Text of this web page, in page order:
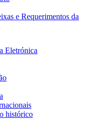
e Requerimentos da
Eletrónica
histórico